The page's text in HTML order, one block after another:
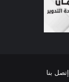
إتصل بنا